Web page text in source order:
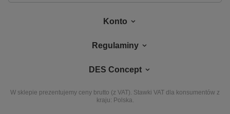
Konto
Regulaminy
DES Concept
W sklepie prezentujemy ceny brutto (z VAT). Stawki VAT dla konsumentów z
kraju: Polska.